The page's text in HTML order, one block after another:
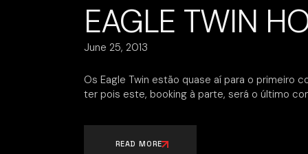
EAGLE TWIN
June 25, 2013
Os Eagle Twin estão quase aí para o primeiro
ter pois este, booking à parte, será o último
READ MORE